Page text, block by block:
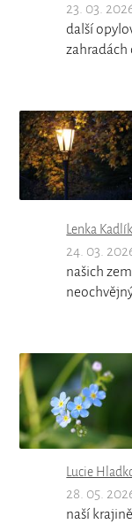
23. 03.
další
zahradách
Lenka
24. 03.
našich
Lucie
28. 05.
naší